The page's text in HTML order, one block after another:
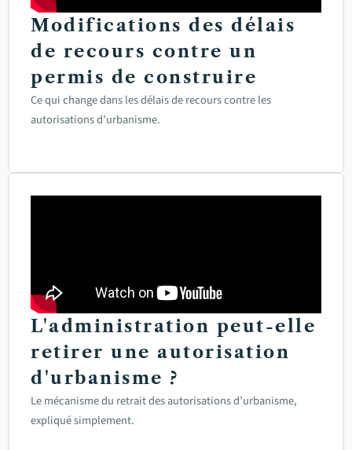
Modifications des délais
de recours contre un
permis de construire
Ce qui change dans les délais de recours contre les
autorisations d’urbanisme.
L'administration peut-elle
retirer une autorisation
d'urbanisme ?
Le mécanisme du retrait des autorisations d’urbanisme,
expliqué simplement.